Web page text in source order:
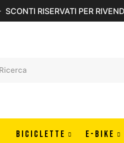
SCONTI RISERVATI PER
BICICLETTE E-BIKE